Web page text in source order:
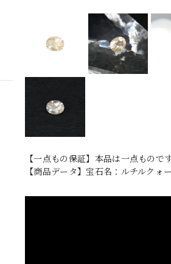
【一点もの保証】本品は一点もの
【商品データ】宝石名：ルチルク